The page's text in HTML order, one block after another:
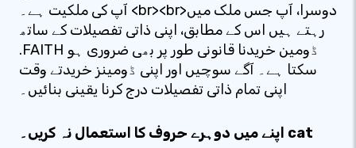
آپ کی ملکیت ہے۔ <br><br>دوسرا، آپ جس ملک میں
رہتے ہیں اس کے مطابق، اپنی ذاتی تفصیلات کے ساتھ
.FAITH ڈومین خریدنا قانونی طور پر بھی ضروری ہو
سکتا ہے۔ آگے سوچیں اور اپنی ڈومینز خریدتے وقت
اپنی تمام ذاتی تفصیلات درج کرنا یقینی بنائیں۔
اپنے میں دوہرے حروف کا استعمال نہ کریں۔ cat